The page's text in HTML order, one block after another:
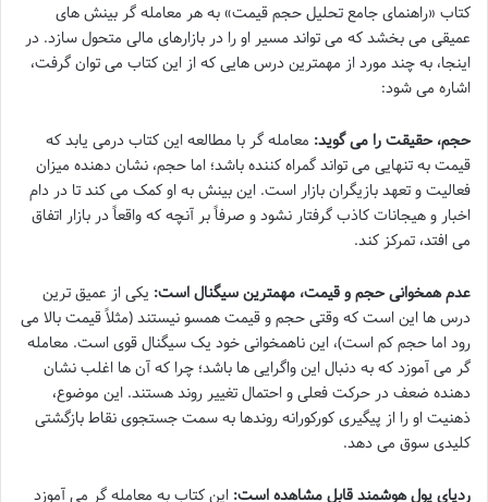
کتاب «راهنمای جامع تحلیل حجم قیمت» به هر معامله گر بینش های
عمیقی می بخشد که می تواند مسیر او را در بازارهای مالی متحول سازد. در
اینجا، به چند مورد از مهمترین درس هایی که از این کتاب می توان گرفت،
اشاره می شود:
حجم، حقیقت را می گوید: معامله گر با مطالعه این کتاب درمی یابد که
قیمت به تنهایی می تواند گمراه کننده باشد؛ اما حجم، نشان دهنده میزان
فعالیت و تعهد بازیگران بازار است. این بینش به او کمک می کند تا در دام
اخبار و هیجانات کاذب گرفتار نشود و صرفاً بر آنچه که واقعاً در بازار اتفاق
می افتد، تمرکز کند.
عدم همخوانی حجم و قیمت، مهمترین سیگنال است: یکی از عمیق ترین
درس ها این است که وقتی حجم و قیمت همسو نیستند (مثلاً قیمت بالا می
رود اما حجم کم است)، این ناهمخوانی خود یک سیگنال قوی است. معامله
گر می آموزد که به دنبال این واگرایی ها باشد؛ چرا که آن ها اغلب نشان
دهنده ضعف در حرکت فعلی و احتمال تغییر روند هستند. این موضوع،
ذهنیت او را از پیگیری کورکورانه روندها به سمت جستجوی نقاط بازگشتی
کلیدی سوق می دهد.
ردپای پول هوشمند قابل مشاهده است: این کتاب به معامله گر می آموزد